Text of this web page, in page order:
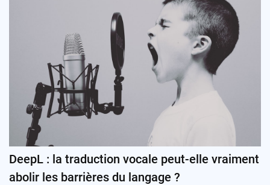
DeepL : la traduction vocale peut-elle vraiment
abolir les barrières du langage ?